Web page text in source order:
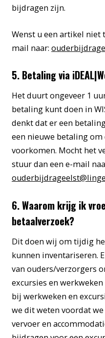
bijdragen zijn.
Wenst u een artikel niet
mail naar:
5. Betaling via
Het duurt ongeveer 1
betaling kunt doen in
denkt dat er een
een nieuwe betaling
voorkomen. Mocht het
stuur dan een e-mail
6. Waarom krijg ik
betaalverzoek?
Dit doen wij om tijdig
kunnen inventariseren.
van ouders/verzorgers
excursies en
bij werkweken en
we dit weten voordat
vervoer en